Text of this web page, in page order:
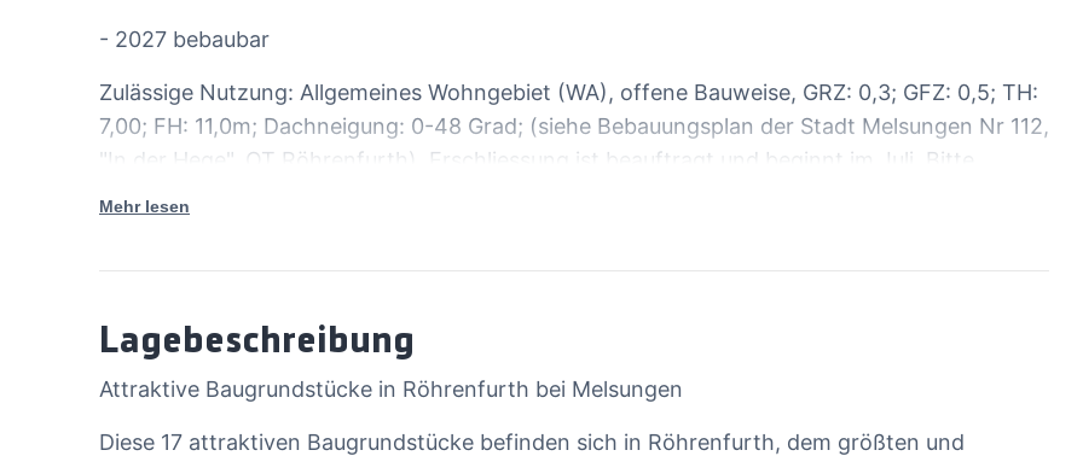
- 2027 bebaubar
Zulässige Nutzung: Allgemeines Wohngebiet (WA), offene Bauweise, GRZ: 0,3; GFZ: 0,5; TH:
7,00; FH: 11,0m; Dachneigung: 0-48 Grad; (siehe Bebauungsplan der Stadt Melsungen Nr 112,
"In der Hege", OT Röhrenfurth). Erschliessung ist beauftragt und beginnt im Juli. Bitte
Mehr lesen
Lagebeschreibung
Attraktive Baugrundstücke in Röhrenfurth bei Melsungen
Diese 17 attraktiven Baugrundstücke befinden sich in Röhrenfurth, dem größten und